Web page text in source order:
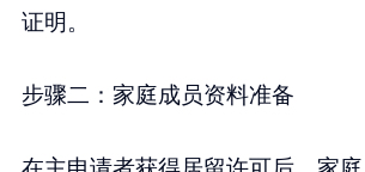
证明。
步骤二：家庭成员资料准备